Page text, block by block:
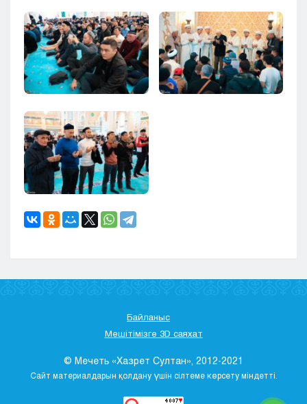
Байланыс
Мешітімізге 3D саяхат
© Мечеть «Хазрет Султан», 2012-2021
Сайт материалдарын қолдану үшін сілтеме көрсету міндетті.